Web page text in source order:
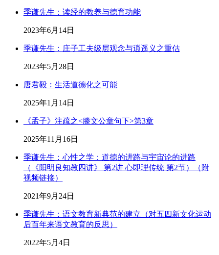
季谦先生：读经的教养与德育功能
2023年6月14日
季谦先生：庄子工夫级层观念与逍遥义之重估
2023年5月28日
唐君毅：生活道德化之可能
2025年1月14日
《孟子》注疏之<滕文公章句下>第3章
2025年11月16日
季谦先生：心性之学：道德的进路与宇宙论的进路
（《阳明良知教四讲》 第2讲 心即理传统 第2节）（附
视频链接）
2021年9月24日
季谦先生：语文教育新典范的建立（对五四新文化运动
后百年来语文教育的反思）
2022年5月4日